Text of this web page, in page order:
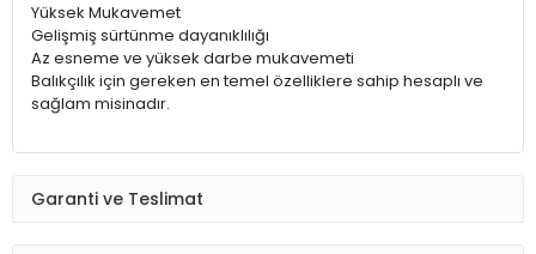
Yüksek Mukavemet
Gelişmiş sürtünme dayanıklılığı
Az esneme ve yüksek darbe mukavemeti
Balıkçılık için gereken en temel özelliklere sahip hesaplı ve
sağlam misinadır.
Garanti ve Teslimat